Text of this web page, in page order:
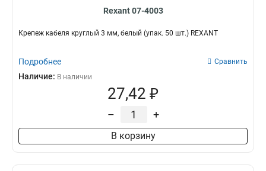
Rexant 07-4003
Крепеж кабеля круглый 3 мм, белый (упак. 50 шт.) REXANT
Подробнее Сравнить
Наличие: В наличии
27,42 ₽
– +
В корзину